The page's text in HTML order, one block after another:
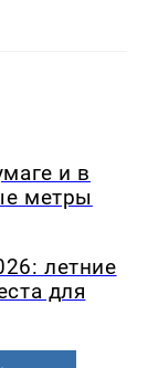
и в
метры
летние
для